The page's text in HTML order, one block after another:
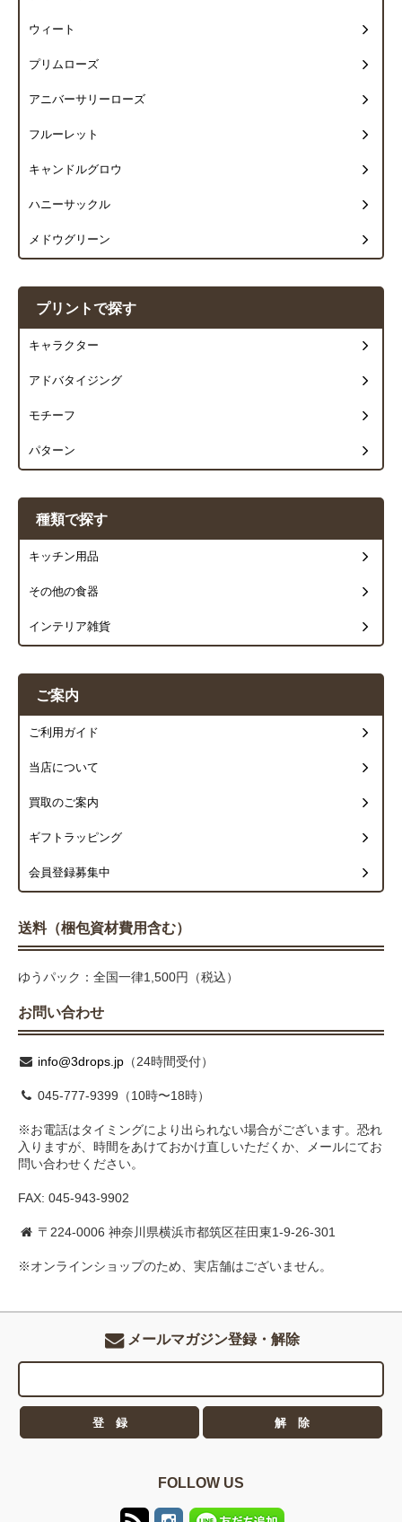
ウィート
プリムローズ
アニバーサリーローズ
フルーレット
キャンドルグロウ
ハニーサックル
メドウグリーン
プリントで探す
キャラクター
アドバタイジング
モチーフ
パターン
種類で探す
キッチン用品
その他の食器
インテリア雑貨
ご案内
ご利用ガイド
当店について
買取のご案内
ギフトラッピング
会員登録募集中
送料（梱包資材費用含む）
ゆうパック：全国一律1,500円（税込）
お問い合わせ
info@3drops.jp （24時間受付）
045-777-9399（10時〜18時）
※お電話はタイミングにより出られない場合がございます。恐れ
入りますが、時間をあけておかけ直しいただくか、メールにてお
問い合わせください。
FAX: 045-943-9902
〒224-0006 神奈川県横浜市都筑区荏田東1-9-26-301
※オンラインショップのため、実店舗はございません。
メールマガジン登録・解除
FOLLOW US